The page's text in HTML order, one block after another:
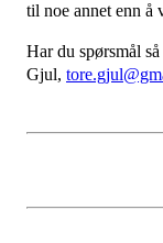
til noe annet enn å
Har du spørsmål
Gjul,